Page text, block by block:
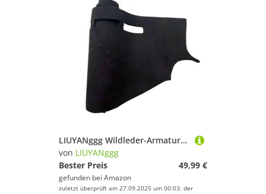
LIUYANggg Wildleder-Armaturenbrettmatte, Armaturenbrett-Pad, Teppich, passend für Toyota Mark X ZIO ANA10 350G 250G 240G 2007 2008–2011
von LIUYANggg
Bester Preis
49,99 €
gefunden bei Amazon
zuletzt überprüft am 27.09.2025 um 00:03; der